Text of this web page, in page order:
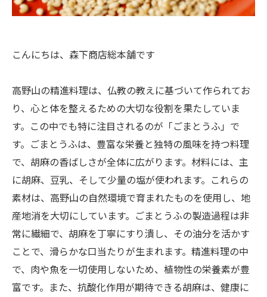
こんにちは、森下商店総本舗です
高野山の精進料理は、仏教の教えに基づいて作られてお
り、心と体を整えるための大切な役割を果たしていま
す。この中でも特に注目されるのが「ごまとうふ」で
す。ごまとうふは、豊富な栄養と独特の風味を持つ料理
で、胡麻の香ばしさが全体に広がります。材料には、主
に胡麻、豆乳、そして少量の塩が使われます。これらの
素材は、高野山の自然環境で育まれたものを使用し、地
産地消を大切にしています。ごまとうふの製造過程は非
常に繊細で、胡麻を丁寧にすり潰し、その油分を活かす
ことで、滑らかな口当たりが生まれます。精進料理の中
で、肉や魚を一切使用しないため、植物性の栄養素が豊
富です。また、抗酸化作用が期待できる胡麻は、健康に